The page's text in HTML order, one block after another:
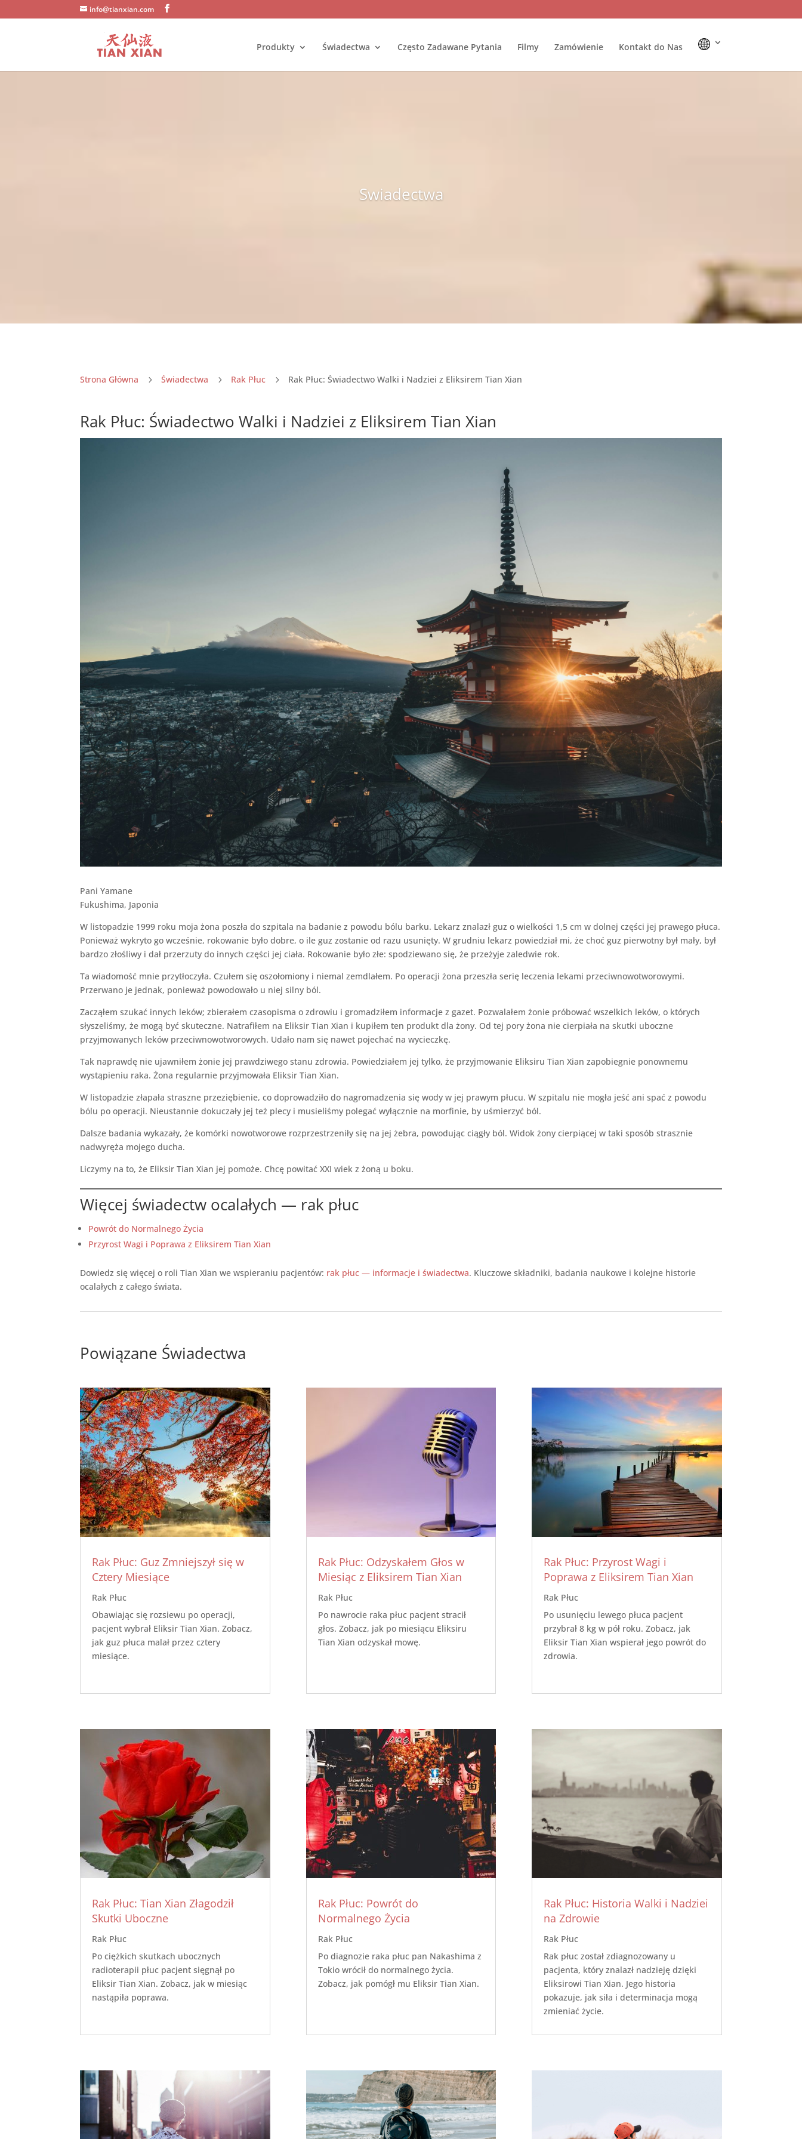
info@tianxian.com
Produkty Świadectwa Często Zadawane Pytania Filmy Zamówienie Kontakt do Nas
Swiadectwa
Strona Główna 5 Świadectwa 5 Rak Płuc 5 Rak Płuc: Świadectwo Walki i Nadziei z Eliksirem Tian Xian
Rak Płuc: Świadectwo Walki i Nadziei z Eliksirem Tian Xian
Pani Yamane
Fukushima, Japonia
W listopadzie 1999 roku moja żona poszła do szpitala na badanie z powodu bólu barku. Lekarz znalazł guz o wielkości 1,5 cm w dolnej części jej prawego płuca.
Ponieważ wykryto go wcześnie, rokowanie było dobre, o ile guz zostanie od razu usunięty. W grudniu lekarz powiedział mi, że choć guz pierwotny był mały, był
bardzo złośliwy i dał przerzuty do innych części jej ciała. Rokowanie było złe: spodziewano się, że przeżyje zaledwie rok.
Ta wiadomość mnie przytłoczyła. Czułem się oszołomiony i niemal zemdlałem. Po operacji żona przeszła serię leczenia lekami przeciwnowotworowymi.
Przerwano je jednak, ponieważ powodowało u niej silny ból.
Zacząłem szukać innych leków; zbierałem czasopisma o zdrowiu i gromadziłem informacje z gazet. Pozwalałem żonie próbować wszelkich leków, o których
słyszeliśmy, że mogą być skuteczne. Natrafiłem na Eliksir Tian Xian i kupiłem ten produkt dla żony. Od tej pory żona nie cierpiała na skutki uboczne
przyjmowanych leków przeciwnowotworowych. Udało nam się nawet pojechać na wycieczkę.
Tak naprawdę nie ujawniłem żonie jej prawdziwego stanu zdrowia. Powiedziałem jej tylko, że przyjmowanie Eliksiru Tian Xian zapobiegnie ponownemu
wystąpieniu raka. Żona regularnie przyjmowała Eliksir Tian Xian.
W listopadzie złapała straszne przeziębienie, co doprowadziło do nagromadzenia się wody w jej prawym płucu. W szpitalu nie mogła jeść ani spać z powodu
bólu po operacji. Nieustannie dokuczały jej też plecy i musieliśmy polegać wyłącznie na morfinie, by uśmierzyć ból.
Dalsze badania wykazały, że komórki nowotworowe rozprzestrzeniły się na jej żebra, powodując ciągły ból. Widok żony cierpiącej w taki sposób strasznie
nadwyręża mojego ducha.
Liczymy na to, że Eliksir Tian Xian jej pomoże. Chcę powitać XXI wiek z żoną u boku.
Więcej świadectw ocalałych — rak płuc
Powrót do Normalnego Życia
Przyrost Wagi i Poprawa z Eliksirem Tian Xian
Dowiedz się więcej o roli Tian Xian we wspieraniu pacjentów: rak płuc — informacje i świadectwa. Kluczowe składniki, badania naukowe i kolejne historie
ocalałych z całego świata.
Powiązane Świadectwa
Rak Płuc: Guz Zmniejszył się w
Cztery Miesiące
Rak Płuc
Obawiając się rozsiewu po operacji,
pacjent wybrał Eliksir Tian Xian. Zobacz,
jak guz płuca malał przez cztery
miesiące.
Rak Płuc: Tian Xian Złagodził
Skutki Uboczne
Rak Płuc
Po ciężkich skutkach ubocznych
radioterapii płuc pacjent sięgnął po
Eliksir Tian Xian. Zobacz, jak w miesiąc
nastąpiła poprawa.
Rak Płuc: Odzyskałem Głos w
Miesiąc z Eliksirem Tian Xian
Rak Płuc
Po nawrocie raka płuc pacjent stracił
głos. Zobacz, jak po miesiącu Eliksiru
Tian Xian odzyskał mowę.
Rak Płuc: Powrót do
Normalnego Życia
Rak Płuc
Po diagnozie raka płuc pan Nakashima z
Tokio wrócił do normalnego życia.
Zobacz, jak pomógł mu Eliksir Tian Xian.
Rak Płuc: Przyrost Wagi i
Poprawa z Eliksirem Tian Xian
Rak Płuc
Po usunięciu lewego płuca pacjent
przybrał 8 kg w pół roku. Zobacz, jak
Eliksir Tian Xian wspierał jego powrót do
zdrowia.
Rak Płuc: Historia Walki i Nadziei
na Zdrowie
Rak Płuc
Rak płuc został zdiagnozowany u
pacjenta, który znalazł nadzieję dzięki
Eliksirowi Tian Xian. Jego historia
pokazuje, jak siła i determinacja mogą
zmieniać życie.